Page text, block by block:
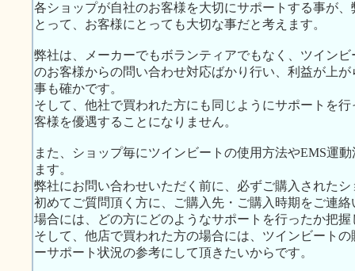
各ショップが自社のお客様を大切にサポートする事が
とって、お客様にとっても大切な事だと考えます。
弊社は、メーカーでもボランティアでもなく、ツイン
のお客様からの問い合わせ対応ばかり行い、利益が上
事も確かです。
そして、他社で買われた方にも同じようにサポートを
客様を優遇することになりません。
また、ショップ毎にツインビートの使用方法やEMS運
ます。
弊社にお問い合わせいただく前に、必ずご購入された
初めてご質問頂く方に、ご購入先・ご購入時期をご連
場合には、どの方にどのようなサポートを行ったか把
そして、他店で買われた方の場合には、ツインビート
ーサポート状況の参考にして頂きたいからです。